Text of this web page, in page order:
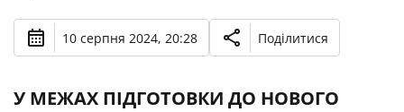
10 серпня 2024, 20:28 Поділитися
У МЕЖАХ ПІДГОТОВКИ ДО НОВОГО